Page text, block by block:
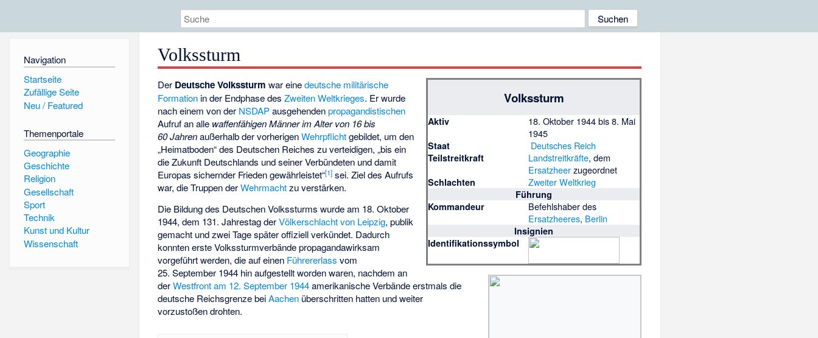
Navigation
Startseite
Zufällige Seite
Neu / Featured
Themenportale
Geographie
Geschichte
Religion
Gesellschaft
Sport
Technik
Kunst und Kultur
Wissenschaft
Volkssturm
Volkssturm
Aktiv
18. Oktober 1944 bis 8. Mai
1945
Staat Deutsches Reich
Teilstreitkraft Landstreitkräfte, dem
Ersatzheerzugeordnet
Schlachten Zweiter Weltkrieg
Führung
Kommandeur
Befehlshaber des
Ersatzheeres, Berlin
Insignien
Identifikationssymbol
Der Deutsche Volkssturm war einedeutsche militärische
Formation in der Endphase desZweiten Weltkrieges. Er wurde
nach einem von der NSDAPausgehendenpropagandistischen
Aufruf an alle waffenfähigen Männer im Alter von 16 bis
60 Jahrenaußerhalb der vorherigenWehrpflichtgebildet, um den
„Heimatboden“ des Deutschen Reiches zu verteidigen, „bis ein
die Zukunft Deutschlands und seiner Verbündeten und damit
Europas sichernder Frieden gewährleistet“[1] sei. Ziel des Aufrufs
war, die Truppen derWehrmachtzu verstärken.
Die Bildung des Deutschen Volkssturms wurde am 18. Oktober
1944, dem 131. Jahrestag derVölkerschlacht von Leipzig, publik
gemacht und zwei Tage später offiziell verkündet. Dadurch
konnten erste Volkssturmverbände propagandawirksam
vorgeführt werden, die auf einen Führererlass vom
25. September 1944 hin aufgestellt worden waren, nachdem an
derWestfront am 12. September 1944amerikanische Verbände erstmals die
deutsche Reichsgrenze beiAachen überschritten hatten und weiter
vorzustoßen drohten.